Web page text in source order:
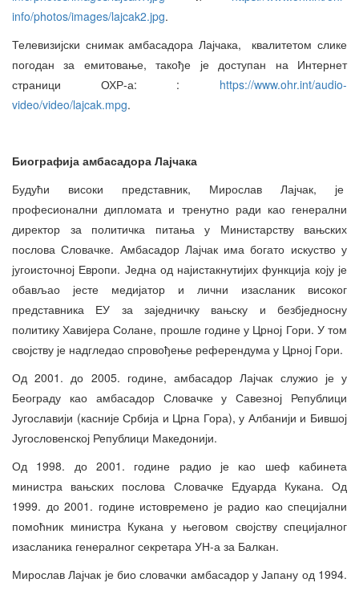
info/photos/images/lajcak2.jpg.
Телевизијски снимак амбасадора Лајчака, квалитетом слике
погодан за емитовање, такође је доступан на Интернет
страници ОХР-а: : https://www.ohr.int/audio-
video/video/lajcak.mpg.
Биографија амбасадора Лајчака
Будући високи представник, Мирослав Лајчак, је
професионални дипломата и тренутно ради као генерални
директор за политичка питања у Министарству вањских
послова Словачке. Амбасадор Лајчак има богато искуство у
југоисточној Европи. Једна од најистакнутијих функција коју је
обављао јесте медијатор и лични изасланик високог
представника ЕУ за заједничку вањску и безбједносну
политику Хавијера Солане, прошле године у Црној Гори. У том
својству је надгледао спровођење референдума у Црној Гори.
Од 2001. до 2005. године, амбасадор Лајчак служио је у
Београду као амбасадор Словачке у Савезној Републици
Југославији (касније Србија и Црна Гора), у Албанији и Бившој
Југословенској Републици Македонији.
Од 1998. до 2001. године радио је као шеф кабинета
министра вањских послова Словачке Едуарда Кукана. Од
1999. до 2001. године истовремено је радио као специјални
помоћник министра Кукана у његовом својству специјалног
изасланика генералног секретара УН-а за Балкан.
Мирослав Лајчак је био словачки амбасадор у Јапану од 1994.